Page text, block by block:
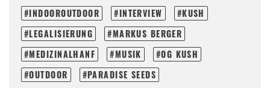
INDOOROUTDOOR
INTERVIEW
KUSH
LEGALISIERUNG
MARKUS BERGER
MEDIZINALHANF
MUSIK
OG KUSH
OUTDOOR
PARADISE SEEDS